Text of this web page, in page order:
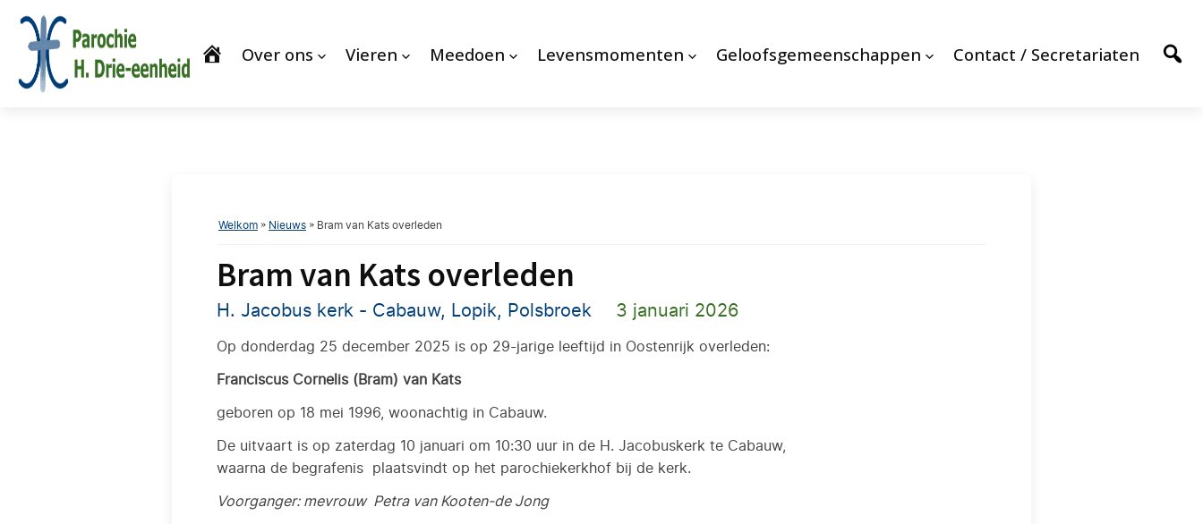
Over ons Vieren Meedoen Levensmomenten Geloofsgemeenschappen Contact / Secretariaten
Welkom » Nieuws » Bram van Kats overleden
Bram van Kats overleden
H. Jacobus kerk - Cabauw, Lopik, Polsbroek 3 januari 2026
Op donderdag 25 december 2025 is op 29-jarige leeftijd in Oostenrijk overleden:
Franciscus Cornelis (Bram) van Kats
geboren op 18 mei 1996, woonachtig in Cabauw.
De uitvaart is op zaterdag 10 januari om 10:30 uur in de H. Jacobuskerk te Cabauw,
waarna de begrafenis plaatsvindt op het parochiekerkhof bij de kerk.
Voorganger: mevrouw Petra van Kooten-de Jong